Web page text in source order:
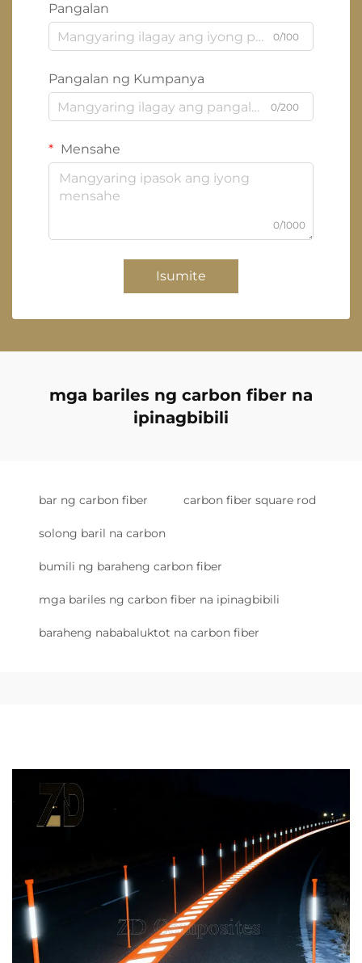
Pangalan
0/100
Pangalan ng Kumpanya
0/200
Mensahe
0/1000
Isumite
mga bariles ng carbon fiber na
ipinagbibili
bar ng carbon fiber carbon fiber square rod
solong baril na carbon
bumili ng baraheng carbon fiber
mga bariles ng carbon fiber na ipinagbibili
baraheng nababaluktot na carbon fiber